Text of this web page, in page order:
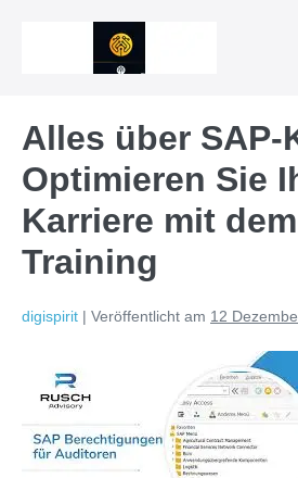
Alles über SAP-
Optimieren Sie
Karriere mit
Training
digispirit | Veröffentlicht am 12